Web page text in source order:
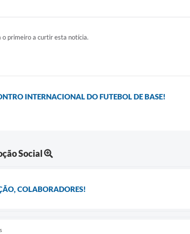
o primeiro a curtir esta notícia.
INTERNACIONAL DO FUTEBOL DE BASE!
Social
COLABORADORES!